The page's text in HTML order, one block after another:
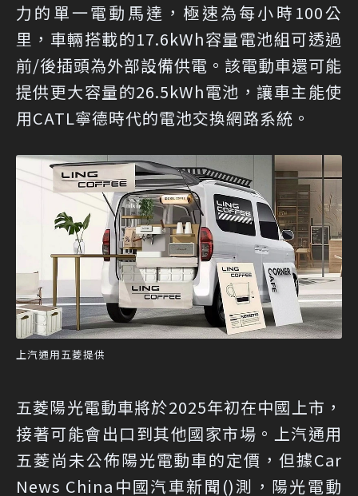
力的單一電動馬達，極速為每小時100公
里，車輛搭載的17.6kWh容量電池組可透過
前/後插頭為外部設備供電。該電動車還可能
提供更大容量的26.5kWh電池，讓車主能使
用CATL寧德時代的電池交換網路系統。
上汽通用五菱提供
五菱陽光電動車將於2025年初在中國上市，
接著可能會出口到其他國家市場。上汽通用
五菱尚未公佈陽光電動車的定價，但據Car
News China中國汽車新聞 ()測，陽光電動